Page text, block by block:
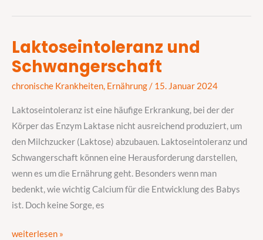
Laktoseintoleranz und
Schwangerschaft
chronische Krankheiten, Ernährung/ 15. Januar 2024
Laktoseintoleranz ist eine häufige Erkrankung, bei der der
Körper das Enzym Laktase nicht ausreichend produziert, um
den Milchzucker (Laktose) abzubauen. Laktoseintoleranz und
Schwangerschaft können eine Herausforderung darstellen,
wenn es um die Ernährung geht. Besonders wenn man
bedenkt, wie wichtig Calcium für die Entwicklung des Babys
ist. Doch keine Sorge, es
Laktoseintoleranz
und
weiterlesen »